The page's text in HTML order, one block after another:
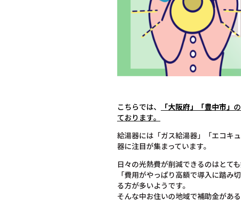
こちらでは、
「大阪府」「豊中市」
ております。
給湯器には「ガス給湯器」「エコキ
器に注目が集まっています。
日々の光熱費が削減できるのはとて
「費用がやっぱり高額で導入に踏
る方が多いようです。
そんな中お住いの地域で補助金があ